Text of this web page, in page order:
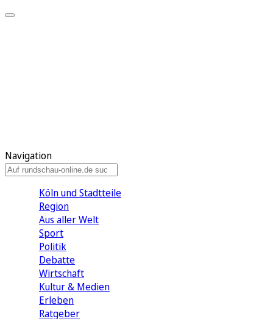
Navigation
Köln und Stadtteile
Region
Aus aller Welt
Sport
Politik
Debatte
Wirtschaft
Kultur & Medien
Erleben
Ratgeber